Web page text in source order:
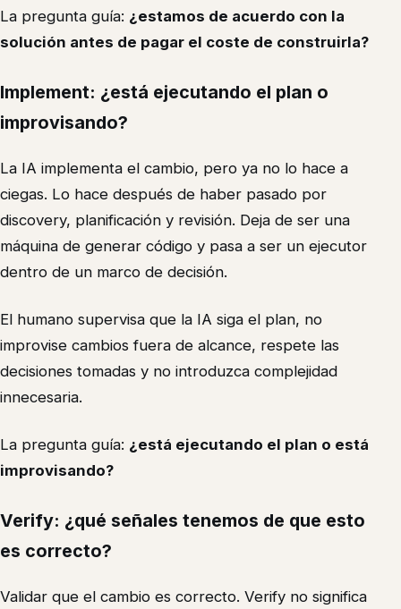
La pregunta guía: ¿estamos de acuerdo con la
solución antes de pagar el coste de construirla?
Implement: ¿está ejecutando el plan o
improvisando?
La IA implementa el cambio, pero ya no lo hace a
ciegas. Lo hace después de haber pasado por
discovery, planificación y revisión. Deja de ser una
máquina de generar código y pasa a ser un ejecutor
dentro de un marco de decisión.
El humano supervisa que la IA siga el plan, no
improvise cambios fuera de alcance, respete las
decisiones tomadas y no introduzca complejidad
innecesaria.
La pregunta guía: ¿está ejecutando el plan o está
improvisando?
Verify: ¿qué señales tenemos de que esto
es correcto?
Validar que el cambio es correcto. Verify no significa